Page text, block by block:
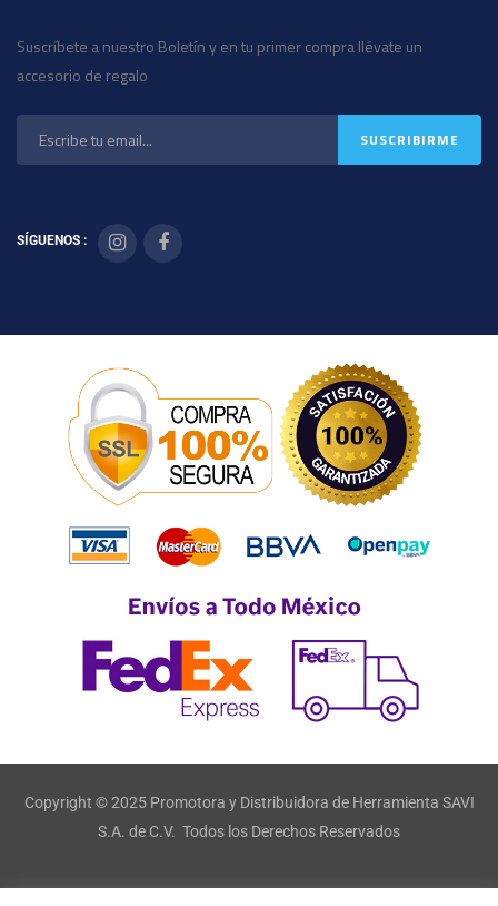
Suscríbete a nuestro Boletín y en tu primer compra llévate un
accesorio de regalo
SÍGUENOS :
Copyright © 2025 Promotora y Distribuidora de Herramienta SAVI
S.A. de C.V. Todos los Derechos Reservados